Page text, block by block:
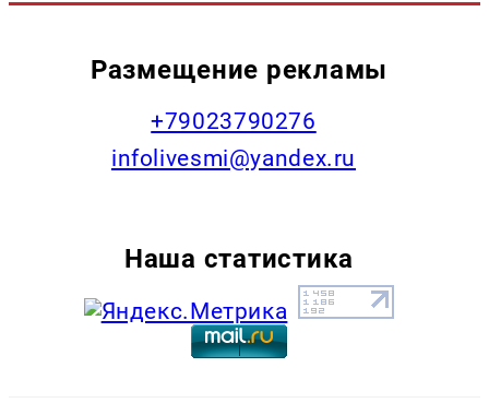
Размещение рекламы
+79023790276
infolivesmi@yandex.ru
Наша статистика